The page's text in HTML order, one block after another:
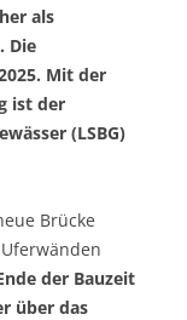
als
Die
Mit der
ist der
(LSBG)
Brücke
der Bauzeit
über das